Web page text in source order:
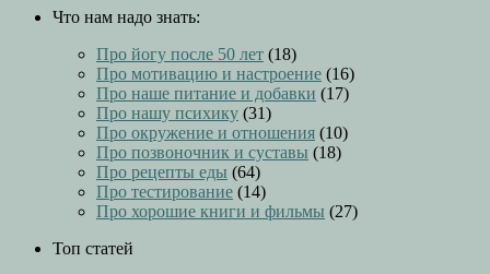
Что нам надо знать:
Про йогу после 50 лет (18)
Про мотивацию и настроение (16)
Про наше питание и добавки (17)
Про нашу психику (31)
Про окружение и отношения (10)
Про позвоночник и суставы (18)
Про рецепты еды (64)
Про тестирование (14)
Про хорошие книги и фильмы (27)
Топ статей